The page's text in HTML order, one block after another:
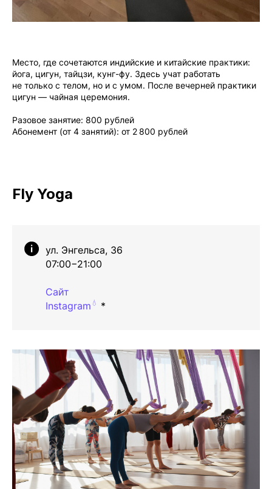
Место, где сочетаются индийские и китайские практики:
йога, цигун, тайцзи, кунг-фу. Здесь учат работать
не только с телом, но и с умом. После вечерней практики
цигун — чайная церемония.
Разовое занятие: 800 рублей
Абонемент (от 4 занятий): от 2 800 рублей
Fly Yoga
ул. Энгельса, 36
07:00−21:00
Сайт
Instagram 💧 *